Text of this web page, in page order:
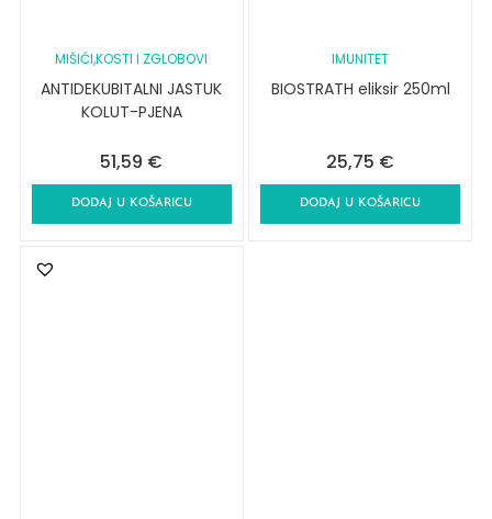
MIŠIĆI,KOSTI I ZGLOBOVI
ANTIDEKUBITALNI JASTUK
KOLUT-PJENA
51,59 €
DODAJ U KOŠARICU
IMUNITET
BIOSTRATH eliksir 250ml
25,75 €
DODAJ U KOŠARICU